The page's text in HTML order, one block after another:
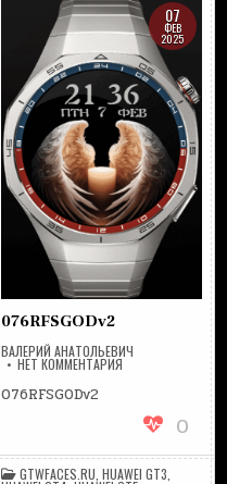
07
ФЕВ
2025
076RFSGODv2
ВАЛЕРИЙ АНАТОЛЬЕВИЧ
НЕТ КОММЕНТАРИЯНА
076RFSGODv2
0
GTWFACES.RU ,HUAWEI GT3